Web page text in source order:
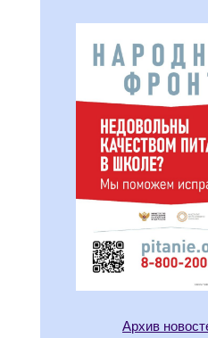
Архив